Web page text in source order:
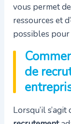
vous permet
ressources et
possibles
de
Lorsqu’il s’agit